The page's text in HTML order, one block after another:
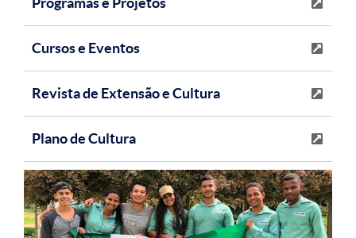
Cursos e Eventos
Revista de Extensão e Cultura
Plano de Cultura